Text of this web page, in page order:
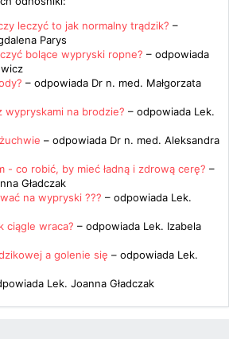
leczyć to jak normalny trądzik? –
Parys
bolące wypryski ropne? – odpowiada
– odpowiada Dr n. med. Małgorzata
wypryskami na brodzie? – odpowiada Lek.
– odpowiada Dr n. med. Aleksandra
- co robić, by mieć ładną i zdrową cerę? –
Gładczak
na wypryski ??? – odpowiada Lek.
ciągle wraca? – odpowiada Lek. Izabela
a golenie się – odpowiada Lek.
Lek. Joanna Gładczak